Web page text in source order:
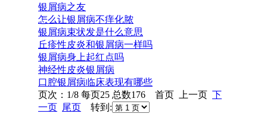
银屑病之友
怎么让银屑病不痒化脓
银屑病束状发是什么意思
丘疹性皮炎和银屑病一样吗
银屑病身上起红点吗
神经性皮炎银屑病
口腔银屑病临床表现有哪些
页次：1/8 每页25 总数176 首页 上一页 下
一页 尾页 转到: